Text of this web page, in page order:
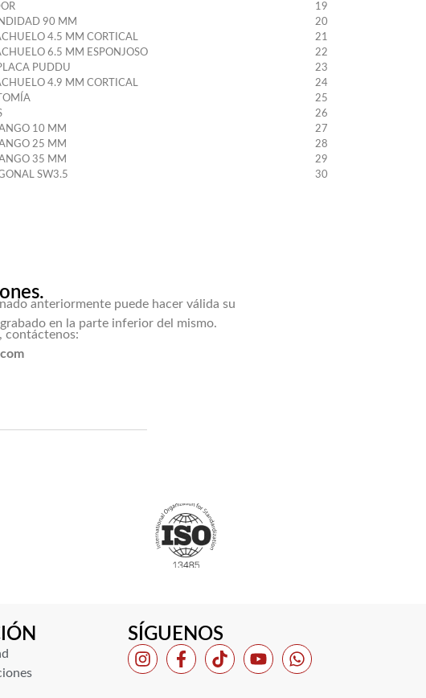
19
90 MM
20
4.5 MM CORTICAL
21
6.5 MM ESPONJOSO
22
PUDDU
23
4.9 MM CORTICAL
24
25
26
10 MM
27
25 MM
28
35 MM
29
SW3.5
30
anteriormente puede hacer válida su
en la parte inferior del mismo.
contáctenos:
SÍGUENOS